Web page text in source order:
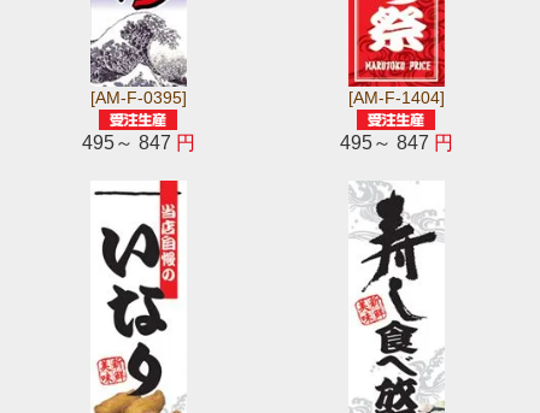
[AM-F-0395]
495～ 847 円
[AM-F-1404]
495～ 847 円